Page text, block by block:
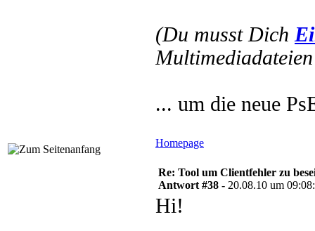
(Du musst Dich
... um die neue
Homepage
Re: Tool um Clientfehler zu
Antwort #38 - 20.08.10 um
Hi!